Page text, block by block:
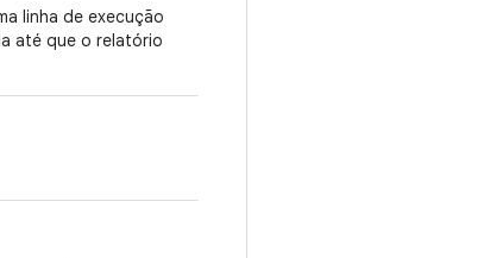
linha de execução
até que o relatório